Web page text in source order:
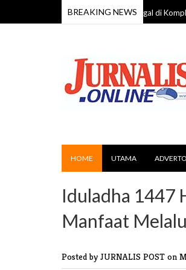
BREAKING NEWS
59 Tahun Ditemukan Meninggal di Komplek Pasar
HOME UTAMA
Iduladha 1447
Manfaat
Posted by JURNALIS POST on